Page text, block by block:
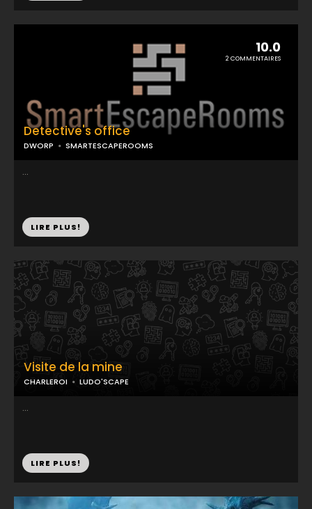
10.0
2 COMMENTAIRES
Detective's office
DWORP SMARTESCAPEROOMS
...
LIRE PLUS!
Visite de la mine
CHARLEROI LUDO'SCAPE
...
LIRE PLUS!